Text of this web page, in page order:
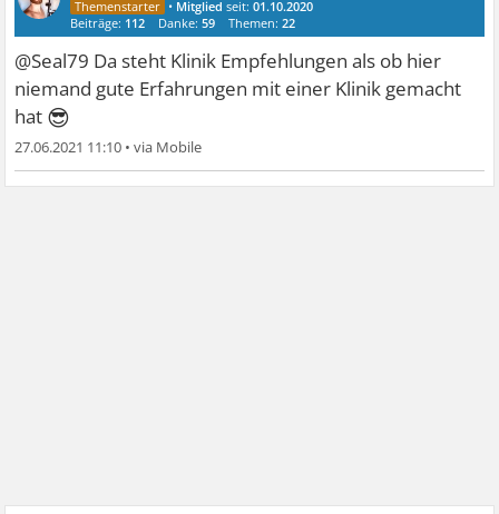
• Mitglied seit:01.10.2020
Beiträge: 112 Danke:59 Themen:22
@Seal79 Da steht Klinik Empfehlungen als ob hier
niemand gute Erfahrungen mit einer Klinik gemacht
hat 😎
27.06.2021 11:10 •